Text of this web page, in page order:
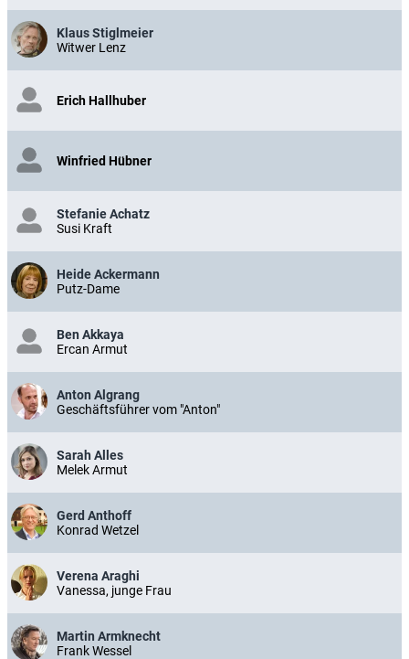
Klaus Stiglmeier
Witwer Lenz
Erich Hallhuber
Winfried Hübner
Stefanie Achatz
Susi Kraft
Heide Ackermann
Putz-Dame
Ben Akkaya
Ercan Armut
Anton Algrang
Geschäftsführer vom "Anton"
Sarah Alles
Melek Armut
Gerd Anthoff
Konrad Wetzel
Verena Araghi
Vanessa, junge Frau
Martin Armknecht
Frank Wessel